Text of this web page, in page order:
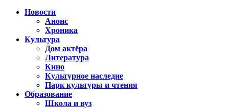
Новости
Анонс
Хроника
Культура
Дом актёра
Литература
Кино
Культурное наследие
Парк культуры и чтения
Образование
Школа и вуз